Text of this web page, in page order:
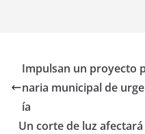
Impulsan un proyecto
naria municipal de
ía
Un corte de luz